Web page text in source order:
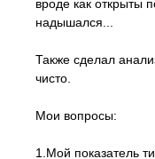
вроде как открыты
надышался...
Также сделал
чисто.
Мои вопросы:
1.Мой показатель